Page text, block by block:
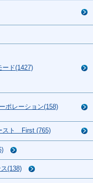
ド(1427)
ポレーション(158)
スト First (765)
(138)